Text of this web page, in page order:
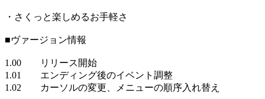
・さくっと楽しめるお手軽さ
■ヴァージョン情報
1.00 リリース開始
1.01 エンディング後のイベント調整
1.02 カーソルの変更、メニューの順序入れ替え